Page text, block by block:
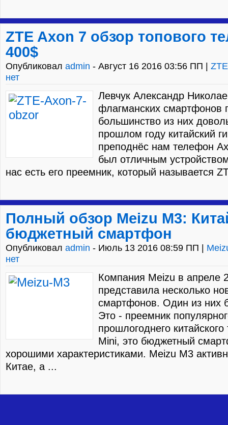
ZTE Axon 7 обзор топового
400$
Опубликовал admin - Август 16 2016 03:56 ПП | ZTE
нет
Левчук Александр
флагманских смартфонов
большинство из них
прошлом году китайский
преподнёс нам телефон
был отличным
нас есть его преемник, который называется
Полный обзор Meizu M3:
бюджетный смартфон
Опубликовал admin - Июль 13 2016 08:59 ПП |
нет
Компания Meizu в апреле
представила несколько
смартфонов. Один из них
Это - преемник
прошлогоднего
Mini, это бюджетный
хорошими характеристиками. Meizu M3
Китае, а ...